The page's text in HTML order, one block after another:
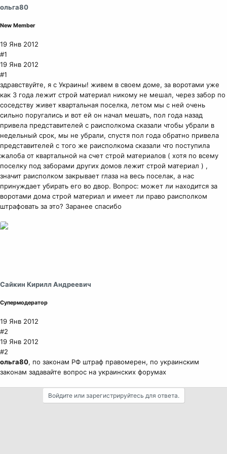
ольга80
New Member
19 Янв 2012
#1
19 Янв 2012
#1
здравствуйте, я с Украины! живем в своем доме, за воротами уже
как 3 года лежит строй материал никому не мешал, через забор по
соседству живет квартальная поселка, летом мы с ней очень
сильно поругались и вот ей он начал мешать, пол года назад
привела представителей с раисполкома сказали чтобы убрали в
недельный срок, мы не убрали, спустя пол года обратно привела
представителей с того же раисполкома сказали что поступила
жалоба от квартальной на счет строй материалов ( хотя по всему
поселку под заборами других домов лежит строй материал ) ,
значит раисполком закрывает глаза на весь поселак, а нас
принуждает убирать его во двор. Вопрос: может ли находится за
воротами дома строй материал и имеет ли право раисполком
штрафовать за это? Заранее спасибо
Сайкин Кирилл Андреевич
Супермодератор
19 Янв 2012
#2
19 Янв 2012
#2
ольга80, по законам РФ штраф правомерен, по украинским
законам задавайте вопрос на украинских форумах
Войдите или зарегистрируйтесь для ответа.